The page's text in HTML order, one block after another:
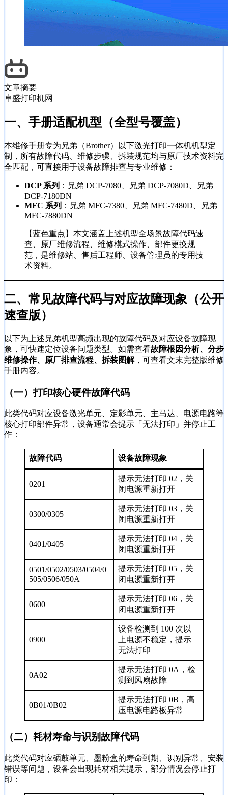
文章摘要
卓盛打印机网
一、手册适配机型（全型号覆盖）
本维修手册专为兄弟（Brother）以下激光打印一体机机型定
制，所有故障代码、维修步骤、拆装规范均与原厂技术资料完
全匹配，可直接用于设备故障排查与专业维修：
DCP 系列 ：兄弟 DCP-7080、兄弟 DCP-7080D、兄弟
DCP-7180DN
MFC 系列 ：兄弟 MFC-7380、兄弟 MFC-7480D、兄弟
MFC-7880DN
【蓝色重点】本文涵盖上述机型全场景故障代码速
查、原厂维修流程、维修模式操作、部件更换规
范，是维修站、售后工程师、设备管理员的专用技
术资料。
二、常见故障代码与对应故障现象（公开
速查版）
以下为上述兄弟机型高频出现的故障代码及对应设备故障现
象，可快速定位设备问题类型。如需查看故障根因分析、分步
维修操作、原厂排查流程、拆装图解，可查看文末完整版维修
手册内容。
（一）打印核心硬件故障代码
此类代码对应设备激光单元、定影单元、主马达、电源电路等
核心打印部件异常，设备通常会提示「无法打印」并停止工
作：
故障代码 设备故障现象
0201
提示无法打印 02，关
闭电源重新打开
0300/0305
提示无法打印 03，关
闭电源重新打开
0401/0405
提示无法打印 04，关
闭电源重新打开
0501/0502/0503/0504/0
505/0506/050A
提示无法打印 05，关
闭电源重新打开
0600
提示无法打印 06，关
闭电源重新打开
0900
设备检测到 100 次以
上电源不稳定，提示
无法打印
0A02
提示无法打印 0A，检
测到风扇故障
0B01/0B02
提示无法打印 0B，高
压电源电路板异常
（二）耗材寿命与识别故障代码
此类代码对应硒鼓单元、墨粉盒的寿命到期、识别异常、安装
错误等问题，设备会出现耗材相关提示，部分情况会停止打
印：